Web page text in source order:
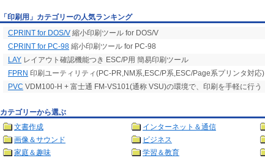
「印刷用」カテゴリーの人気ランキング
CPRINT for DOS/V 縮小印刷ツール for DOS/V
CPRINT for PC-98 縮小印刷ツール for PC-98
LAY レイアウト確認機能つき ESC/P用 簡易印刷ツール
FPRN 印刷ユーティリティ(PC-PR,NM系,ESC/P系,ESC/Page系プリンタ対応)
PVC VDM100-H + 富士通 FM-VS101(通称 VSU)の環境で、印刷を手軽に行う
カテゴリーから選ぶ
文書作成
インターネット＆通信
画像＆サウンド
ビジネス
家庭＆趣味
学習＆教育